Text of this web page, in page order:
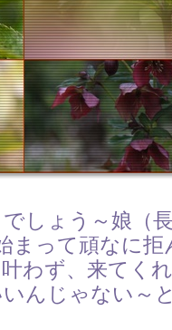
しょう～娘（
まって頑なに
わず、来てく
んじゃない～